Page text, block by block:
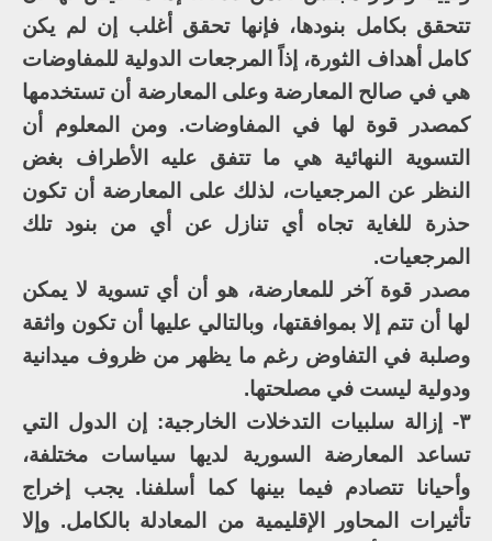
تتحقق بكامل بنودها، فإنها تحقق أغلب إن لم يكن
كامل أهداف الثورة، إذاً المرجعات الدولية للمفاوضات
هي في صالح المعارضة وعلى المعارضة أن تستخدمها
كمصدر قوة لها في المفاوضات. ومن المعلوم أن
التسوية النهائية هي ما تتفق عليه الأطراف بغض
النظر عن المرجعيات، لذلك على المعارضة أن تكون
حذرة للغاية تجاه أي تنازل عن أي من بنود تلك
المرجعيات.
مصدر قوة آخر للمعارضة، هو أن أي تسوية لا يمكن
لها أن تتم إلا بموافقتها، وبالتالي عليها أن تكون واثقة
وصلبة في التفاوض رغم ما يظهر من ظروف ميدانية
ودولية ليست في مصلحتها.
٣- إزالة سلبيات التدخلات الخارجية: إن الدول التي
تساعد المعارضة السورية لديها سياسات مختلفة،
وأحيانا تتصادم فيما بينها كما أسلفنا. يجب إخراج
تأثيرات المحاور الإقليمية من المعادلة بالكامل. وإلا